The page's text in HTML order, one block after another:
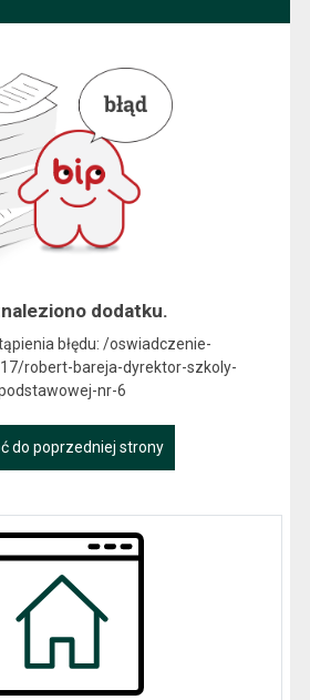
dodatku.
błędu: /oswiadczenie-
robert-bareja-dyrektor-szkoly-
nr-6
do poprzedniej strony